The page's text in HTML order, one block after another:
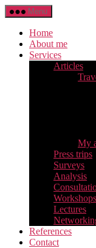
Přejít
k
obsahu
Menu
Home
About me
Services
Articles
My
Press trips
Surveys
Analysis
Workshops
Lectures
References
Contact